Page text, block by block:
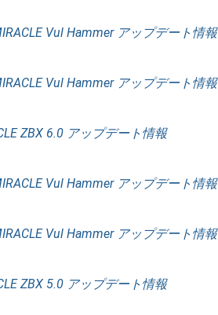
Vul Hammer アップデート情報
Vul Hammer アップデート情報
ZBX 6.0 アップデート情報
Vul Hammer アップデート情報
Vul Hammer アップデート情報
ZBX 5.0 アップデート情報